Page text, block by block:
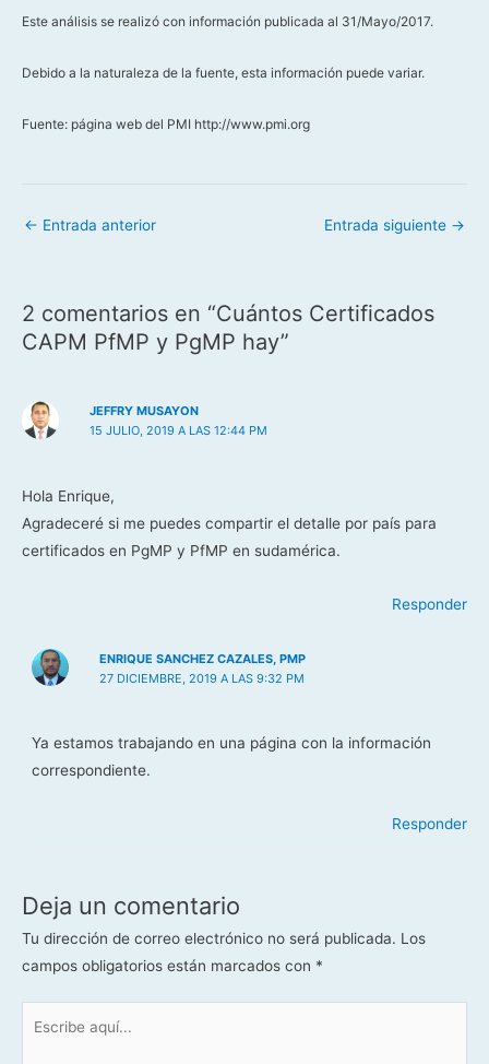
Este análisis se realizó con información publicada al 31/Mayo/2017.
Debido a la naturaleza de la fuente, esta información puede variar.
Fuente: página web del PMI http://www.pmi.org
← Entrada anterior Entrada siguiente →
2 comentarios en “Cuántos Certificados
CAPM PfMP y PgMP hay”
JEFFRY MUSAYON
15 JULIO, 2019 A LAS 12:44 PM
Hola Enrique,
Agradeceré si me puedes compartir el detalle por país para
certificados en PgMP y PfMP en sudamérica.
Responder
ENRIQUE SANCHEZ CAZALES, PMP
27 DICIEMBRE, 2019 A LAS 9:32 PM
Ya estamos trabajando en una página con la información
correspondiente.
Responder
Deja un comentario
Tu dirección de correo electrónico no será publicada. Los
campos obligatorios están marcados con *